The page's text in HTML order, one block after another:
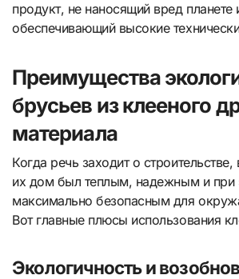
продукт, не наносящий вред
обеспечивающий высокие
Преимущества
брусьев из клееного
материала
Когда речь заходит о строительстве,
их дом был теплым, надежным и при
максимально безопасным для
Вот главные плюсы использования
Экологичность и